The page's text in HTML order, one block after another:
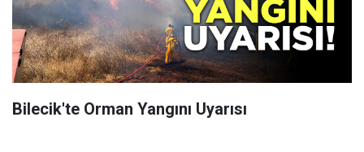
Bilecik'te Orman Yangını Uyarısı